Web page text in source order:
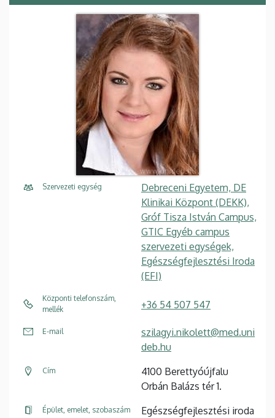
Szervezeti egység
Debreceni Egyetem, DE
Klinikai Központ (DEKK),
Gróf Tisza István Campus,
GTIC Egyéb campus
szervezeti egységek,
Egészségfejlesztési Iroda
(EFI)
Központi telefonszám,
mellék
+36 54 507 547
E-mail
szilagyi.nikolett@med.uni
deb.hu
Cím
4100 Berettyóújfalu
Orbán Balázs tér 1.
Épület, emelet, szobaszám Egészségfejlesztési iroda